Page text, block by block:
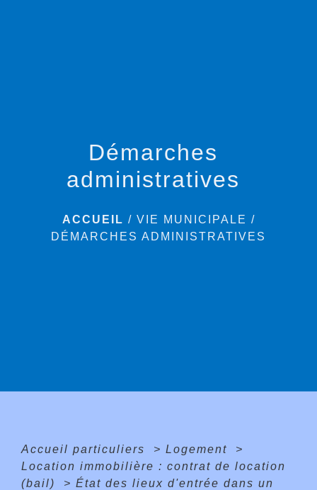
Démarches
administratives
ACCUEIL / VIE MUNICIPALE /
DÉMARCHES ADMINISTRATIVES
Accueil particuliers > Logement
>
Location immobilière : contrat de location
(bail)
> État des lieux d'entrée dans un